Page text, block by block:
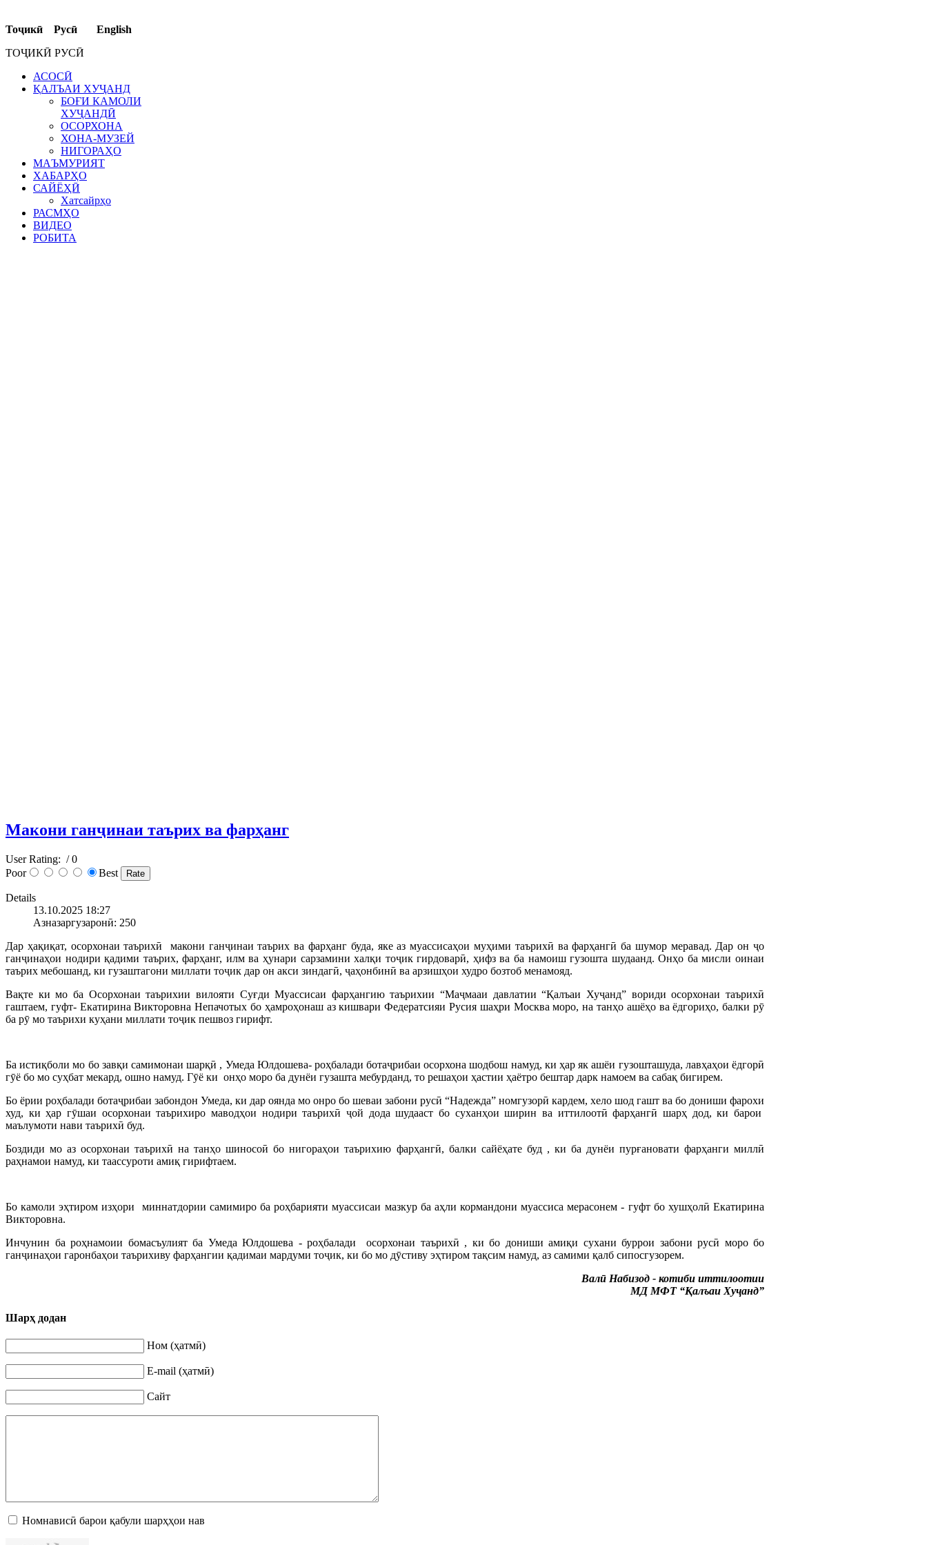
Тоҷикӣ Русӣ English
ТОҶИКӢ РУСӢ
АСОСӢ
ҚАЛЪАИ ХУҶАНД
БОҒИ КАМОЛИ
ХУҶАНДӢ
ОСОРХОНА
ХОНА-МУЗЕЙ
НИГОРАҲО
МАЪМУРИЯТ
ХАБАРҲО
САЙЁҲӢ
Хатсайрҳо
РАСМҲО
ВИДЕО
РОБИТА
Макони ганҷинаи таърих ва фарҳанг
User Rating: / 0
Poor
Best
Details
13.10.2025 18:27
Азназаргузаронӣ: 250
Дар ҳақиқат, осорхонаи таърихӣ макони ганҷинаи таърих ва фарҳанг буда, яке аз муассисаҳои муҳими таърихӣ ва фарҳангӣ ба шумор меравад. Дар он ҷо
ганҷинаҳои нодири қадими таърих, фарҳанг, илм ва ҳунари сарзамини халқи тоҷик гирдоварӣ, ҳифз ва ба намоиш гузошта шудаанд. Онҳо ба мисли оинаи
таърих мебошанд, ки гузаштагони миллати тоҷик дар он акси зиндагӣ, ҷаҳонбинӣ ва арзишҳои худро бозтоб менамояд.
Вақте ки мо ба Осорхонаи таърихии вилояти Суғди Муассисаи фарҳангию таърихии “Маҷмааи давлатии “Қалъаи Хуҷанд” вориди осорхонаи таърихӣ
гаштаем, гуфт- Екатирина Викторовна Непачотых бо ҳамроҳонаш аз кишвари Федератсияи Русия шаҳри Москва моро, на танҳо ашёҳо ва ёдгориҳо, балки рӯ
ба рӯ мо таърихи куҳани миллати тоҷик пешвоз гирифт.
Ба истиқболи мо бо завқи самимонаи шарқӣ , Умеда Юлдошева- роҳбалади ботаҷрибаи осорхона шодбош намуд, ки ҳар як ашёи гузошташуда, лавҳаҳои ёдгорӣ
гӯё бо мо суҳбат мекард, ошно намуд. Гӯё ки онҳо моро ба дунёи гузашта мебурданд, то решаҳои ҳастии ҳаётро бештар дарк намоем ва сабақ бигирем.
Бо ёрии роҳбалади ботаҷрибаи забондон Умеда, ки дар оянда мо онро бо шеваи забони русӣ “Надежда” номгузорӣ кардем, хело шод гашт ва бо дониши фарохи
худ, ки ҳар гӯшаи осорхонаи таърихиро маводҳои нодири таърихӣ ҷой дода шудааст бо суханҳои ширин ва иттилоотӣ фарҳангӣ шарҳ дод, ки барои
маълумоти нави таърихӣ буд.
Боздиди мо аз осорхонаи таърихӣ на танҳо шиносоӣ бо нигораҳои таърихию фарҳангӣ, балки сайёҳате буд , ки ба дунёи пурғановати фарҳанги миллӣ
раҳнамои намуд, ки таассуроти амиқ гирифтаем.
Бо камоли эҳтиром изҳори миннатдории самимиро ба роҳбарияти муассисаи мазкур ба аҳли кормандони муассиса мерасонем - гуфт бо хушҳолӣ Екатирина
Викторовна.
Инчунин ба роҳнамоии бомасъулият ба Умеда Юлдошева - роҳбалади осорхонаи таърихӣ , ки бо дониши амиқи сухани буррои забони русӣ моро бо
ганҷинаҳои гаронбаҳои таърихиву фарҳангии қадимаи мардуми тоҷик, ки бо мо дӯстиву эҳтиром тақсим намуд, аз самими қалб сипосгузорем.
Валӣ Набизод - котиби иттилоотии
МД МФТ “Қалъаи Хуҷанд”
Шарҳ додан
Ном (ҳатмӣ)
E-mail (ҳатмӣ)
Сайт
Номнависӣ барои қабули шарҳҳои нав